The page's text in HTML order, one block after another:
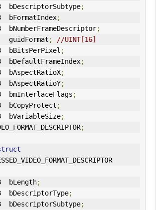
bDescriptorSubtype
;
bFormatIndex
;
bNumberFrameDescriptor
;
guidFormat
;
//UINT[16]
bBitsPerPixel
;
bDefaultFrameIndex
;
bAspectRatioX
;
bAspectRatioY
;
bmInterlaceFlags
;
bCopyProtect
;
bVariableSize
;
;
bLength
;
bDescriptorType
;
bDescriptorSubtype
;